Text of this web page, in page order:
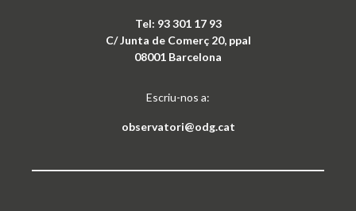
Tel: 93 301 17 93
C/ Junta de Comerç 20, ppal
08001 Barcelona
Escriu-nos a:
observatori@odg.cat